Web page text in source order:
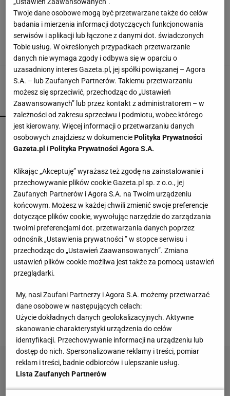
CHAMEDORA
Twoja palma chamedora usycha? Tak możesz
ją odratować. To naprawdę łatwe
AREKA CHAMEDORA NEWS PALMA
POPULARNE NAJNOWSZE
Przenośne klimatyzatory i wentylatory najlepsze
na upały. Są tanie i ciche, dobre do sypialni
Te dywany są porządne jak za dawnych lato.
Piękne wzory, a ceny? Nawet mniej niż 50 zł
Skandynawski przepis na zdrowie? Sezonowe
produkty, prostota i smak bez kompromisów
MATERIAŁ PROMOCYJNY
Kompaktowa bieżnia do małego mieszkania.
Miętowy =fotel to hit polskich salonów. W lecie
2026 stawiamy na faktury
„Ustawień Zaawansowanych”.
Twoje dane osobowe mogą być przetwarzane także do celów
badania i mierzenia informacji dotyczących funkcjonowania
serwisów i aplikacji lub łączone z danymi dot. świadczonych
Tobie usług. W określonych przypadkach przetwarzanie
danych nie wymaga zgody i odbywa się w oparciu o
uzasadniony interes Gazeta.pl, jej spółki powiązanej – Agora
S.A. – lub Zaufanych Partnerów. Takiemu przetwarzaniu
możesz się sprzeciwić, przechodząc do „Ustawień
Zaawansowanych” lub przez kontakt z administratorem – w
zależności od zakresu sprzeciwu i podmiotu, wobec którego
jest kierowany. Więcej informacji o przetwarzaniu danych
osobowych znajdziesz w dokumenciePolityka Prywatności
Gazeta.pl iPolityka Prywatności Agora S.A.
Klikając „Akceptuję” wyrażasz też zgodę na zainstalowanie i
przechowywanie plików cookie Gazeta.pl sp. z o.o., jej
Zaufanych Partnerów i Agora S.A. na Twoim urządzeniu
końcowym. Możesz w każdej chwili zmienić swoje preferencje
dotyczące plików cookie, wywołując narzędzie do zarządzania
twoimi preferencjami dot. przetwarzania danych poprzez
odnośnik „Ustawienia prywatności ” w stopce serwisu i
przechodząc do „Ustawień Zaawansowanych”. Zmiana
ustawień plików cookie możliwa jest także za pomocą ustawień
przeglądarki.
My, nasi Zaufani Partnerzy i Agora S.A. możemy przetwarzać
dane osobowe w następujących celach:
Użycie dokładnych danych geolokalizacyjnych. Aktywne
skanowanie charakterystyki urządzenia do celów
identyfikacji. Przechowywanie informacji na urządzeniu lub
dostęp do nich. Spersonalizowane reklamy i treści, pomiar
reklam i treści, badnie odbiorców i ulepszanie usług.
Lista Zaufanych Partnerów